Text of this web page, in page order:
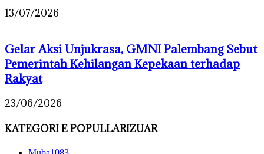
13/07/2026
Gelar Aksi Unjukrasa, GMNI Palembang Sebut
Pemerintah Kehilangan Kepekaan terhadap
Rakyat
23/06/2026
KATEGORI E POPULLARIZUAR